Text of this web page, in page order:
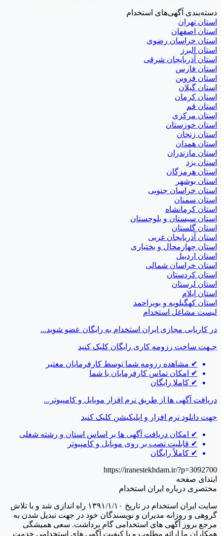
دسته‌بندی آگهی‌های استخدام
استان تهران
استان اصفهان
استان خراسان رضوی
استان البرز
استان آذربایجان شرقی
استان فارس
استان قزوین
استان گیلان
استان کرمان
استان قم
استان مرکزی
استان خوزستان
استان زنجان
استان همدان
استان مازندران
استان یزد
استان هرمزگان
استان بوشهر
استان خراسان جنوبی
استان سمنان
استان کرمانشاه
استان سیستان و بلوچستان
استان گلستان
استان آذربایجان غربی
استان چهارمحال و بختیاری
استان اردبیل
استان خراسان شمالی
استان کردستان
استان لرستان
استان ایلام
استان کهگیلویه و بویراحمد
لیست مشاغل استخدام
در کاریابی مجازی ایران استخدام به رایگان عضو شوید...
جـهت ساخت رزومه کاری رایگان کلیک کنید
✔ مشاهده رزومه شما توسط کارفرمایان معتبر
✔
امکان تماس کارفرمایان با شما
✔ کاملا رایگان
دریافت آگهی ها از طریق نرم افزار موبایل و کامپیوتر...
جهت دانلود نرم افزار و اپلیکیشن کلیک کنید
✔
امکان دریافت آگهی ها بر اساس استان و رشته شغلی
✔ قابلیت نصب بر روی موبایل و کامپیوتر
✔ کاملاً رایگان
https://iranestekhdam.ir/?p=3092700
ابتدای صفحه
مختصری درباره ایران استخدام
سایت ایران استخدام در تاریخ ۱۳۹۱/۱/۱۰ راه اندازی شد و با تلاش
گروهی و روزانه مدیران و نویسندگان خود در جهت تبدیل شدن به
مرجع بروز آگهی های استخدامی گام برداشت. سعی همیشگی
همکاران ما ارائه مطلوب و با کیفیت آگهی های استخدامی خدمت